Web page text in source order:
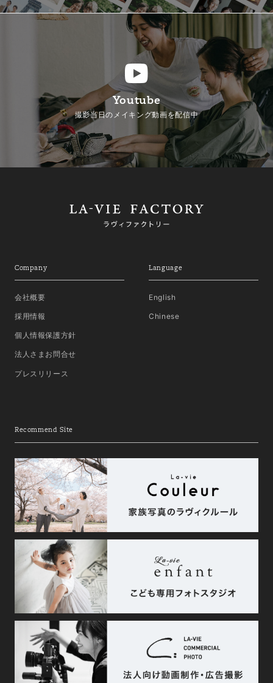
Youtube
撮影当日のメイキング動画を配信中
Company
会社概要
採用情報
個人情報保護方針
法人さまお問合せ
プレスリリース
Language
English
Chinese
Recommend Site